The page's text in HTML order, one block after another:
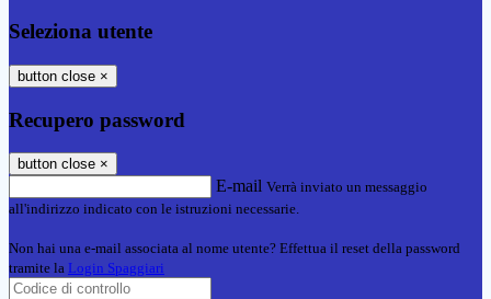
Seleziona utente
button close ×
Recupero password
button close ×
E-mail Verrà inviato un messaggio
all'indirizzo indicato con le istruzioni necessarie.
Non hai una e-mail associata al nome utente? Effettua il reset della password
tramite la Login Spaggiari